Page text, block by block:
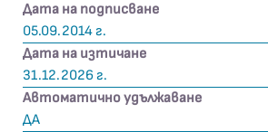
Дата на подписване
05.09.2014 г.
Дата на изтичане
31.12.2026 г.
Автоматично удължаване
ДА